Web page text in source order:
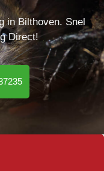
in Bilthoven. Snel
Direct!